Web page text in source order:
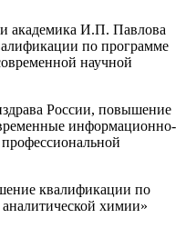
И.П. Павлова
по программе
научной
России, повышение
информационно-
квалификации по
химии»